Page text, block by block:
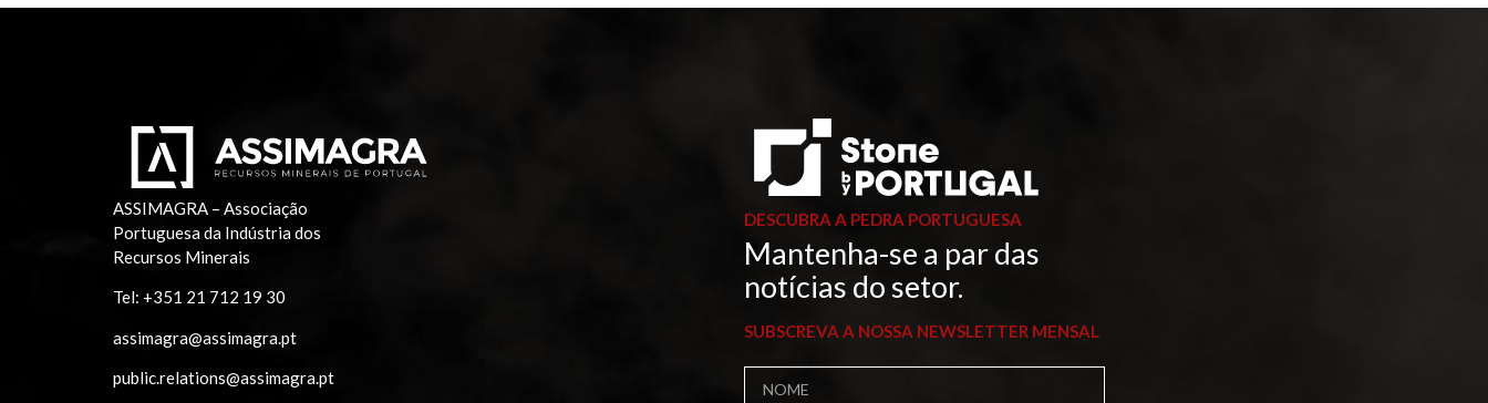
ASSIMAGRA – Associação
Portuguesa da Indústria dos
Recursos Minerais
Tel: +351 21 712 19 30
assimagra@assimagra.pt
public.relations@assimagra.pt
DESCUBRA A PEDRA PORTUGUESA
Mantenha-se a par das
notícias do setor.
SUBSCREVA A NOSSA NEWSLETTER MENSAL